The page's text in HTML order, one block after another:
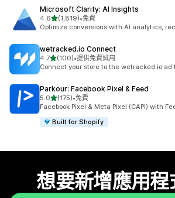
Microsoft Clarity: AI Insights
4.6滿分 5 顆星
(1,819)
共有 1819 則評價
•免費
Optimize conversions with AI analytics,
wetracked.io Connect
4.7滿分 5 顆星
(100)
共有 100 則評價
•提供免費試用
Connect your store to the wetracked.io ad
Parkour: Facebook Pixel & Feed
5.0滿分 5 顆星
(175)
共有 175 則評價
•免費
Facebook Pixel & Meta Pixel (CAPI) with
Built for Shopify
想要新增應用程